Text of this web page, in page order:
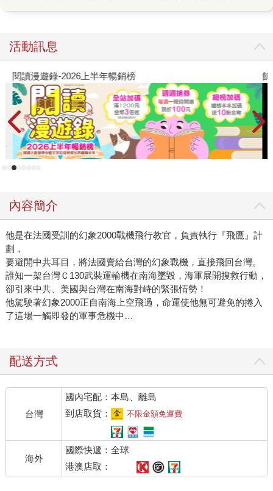
一日跑了幾十年，在健身房蒸發掉的汗水難以計算，單車也
騎了近三千個日子，最後終於，張國立奮力抵達了他漫長寫
作人生的分水嶺。即便是獲得第二屆皇冠大眾小說獎的《匈
奴》，張國立都承認，他是一路靠著直覺和天賦在寫作，天
賦乃是對讀書寫作的熱情加上累積的知識，用拆成一小塊一
小塊的時間，一本書通常一個月不到便宣告完成，完成後也
不再回頭看。 《偷眼淚的天使》則是他第一部用大塊的時間
寫，專心的寫，寫了26萬字後再刪掉13萬字的小說。 幾十
年，從記者、編輯到總編輯，張國立拋不開工作，即使這工
做的事，卻只能利用工作之外的時間。 多數人都在過一種不
是自己期望的人生，變成自己不想變成的樣子，然後用盡力
氣追求「放鬆」，放鬆之後明天繼續認真工作。 所以張國立
到酒吧喝酒，喝威士忌，常喝到爛醉，「威士忌對我的人生
有很大意義，它代表熱情，酒興起來很快，直接進入 high的
狀態」那種狀態的另一種說法叫釋放，也是一種男人的溝通
方式，對每一個自認本質很ㄍㄧㄥ的人，過度思考的神經質
人格，具有致命的誘惑力。 張國立自認本質很ㄍㄧㄥ，一手
反町隆史和竹野內豐來到海邊，什麼也不做也不想，和過去
與未來切斷，純粹的自我放逐，有一些人一些事流過去了，
或留下來了。 所以每一年他都去花蓮台東，台十一線，很優
雅的慢慢走，深深呼吸，這樣他的人生才能和這裡成為一種
有意義的關係。 有一次他問朋友「中醫有沒有什麼讓人放鬆
的方子？」得到的答案是「逍遙散」。 年輕時候賞給自己一
段自我放逐的歲月是張國立最癡迷的狀態，自我放逐，徹底
的墮落，背對主流社會價值，「人只有在那樣的狀態下，不
活動訊息
閱讀漫遊錄-2026上半年暢銷榜 飢
內容簡介
他是在法國受訓的幻象2000戰機飛行教官，負責執行『飛鷹』計
劃，
要避開中共耳目，將法國賣給台灣的幻象戰機，直接飛回台灣。
誰知一架台灣Ｃ130武裝運輸機在南海墜毀，海軍展開搜救行動，
卻引來中共、美國與台灣在南海對峙的緊張情勢！
他駕駛著幻象2000正自南海上空飛過，命運使他無可避免的捲入
了這場一觸即發的軍事危機中…
配送方式
台灣
國內宅配：本島、離島
到店取貨：
不限金額免運費
海外
國際快遞：全球
港澳店取：